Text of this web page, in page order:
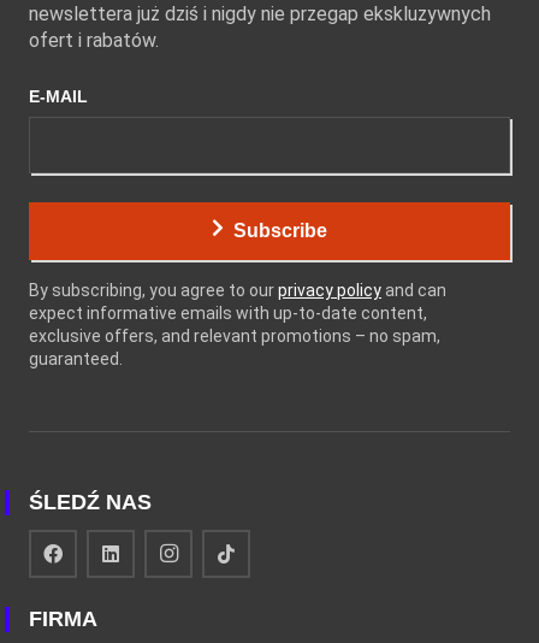
newslettera już dziś i nigdy nie przegap ekskluzywnych
ofert i rabatów.
E-MAIL
Subscribe
By subscribing, you agree to ourprivacy policy and can
expect informative emails with up-to-date content,
exclusive offers, and relevant promotions – no spam,
guaranteed.
ŚLEDŹ NAS
FIRMA